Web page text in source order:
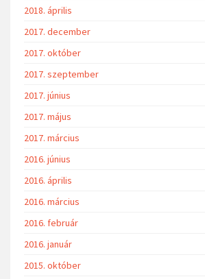
2018. április
2017. december
2017. október
2017. szeptember
2017. június
2017. május
2017. március
2016. június
2016. április
2016. március
2016. február
2016. január
2015. október